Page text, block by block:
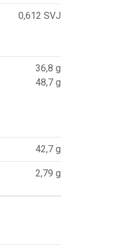
0,612 SVJ
36,8 g
48,7 g
42,7 g
2,79 g